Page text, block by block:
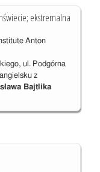
ekstremalna
Anton
ul. Podgórna
z
Bajtlika